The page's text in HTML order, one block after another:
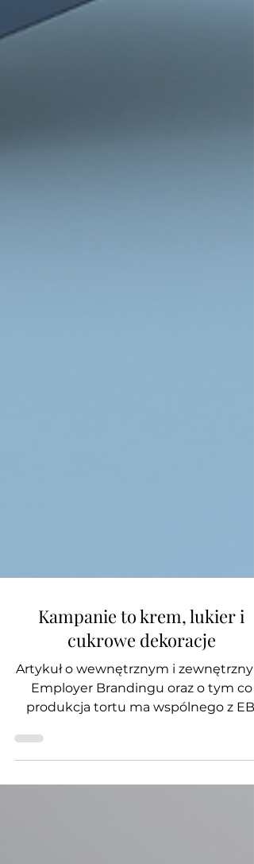
Kampanie to krem, lukier i
cukrowe dekoracje
Employer Brandingu oraz o tym co
produkcja tortu ma wspólnego z EB.